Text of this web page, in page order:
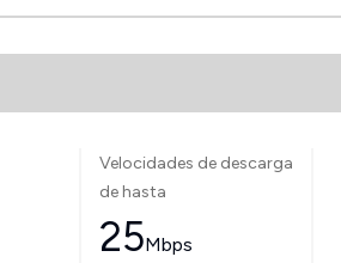
Velocidades de descarga
de hasta
25Mbps